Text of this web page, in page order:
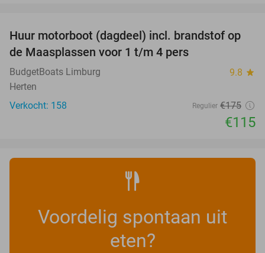
34%
Huur motorboot (dagdeel) incl. brandstof op
de Maasplassen voor 1 t/m 4 pers
BudgetBoats Limburg 9.8 star
Herten
Verkocht: 158
Regulier €175
€115
Voordelig spontaan uit
eten?